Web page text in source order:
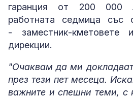
гаранция от 200 000
работната седмица със
- заместник-кметовете
дирекции.
"Очаквам да ми
през тези пет месеца.
важните и спешни теми, с